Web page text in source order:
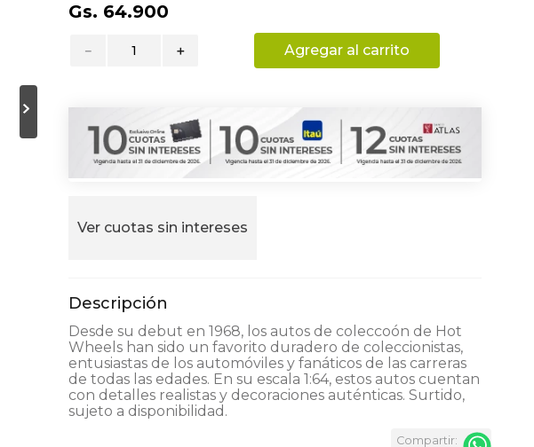
Gs. 64.900
＋
－ Agregar al carrito
Ver cuotas sin intereses
Desde su debut en 1968, los autos de coleccoón de Hot
Wheels han sido un favorito duradero de coleccionistas,
entusiastas de los automóviles y fanáticos de las carreras
de todas las edades. En su escala 1:64, estos autos cuentan
con detalles realistas y decoraciones auténticas. Surtido,
sujeto a disponibilidad.